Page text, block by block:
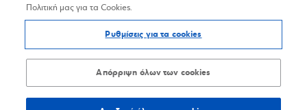
Δήλωση Προσβασιμότητας
Sitemap
Πολιτική μας για τα Cookies.
Ρυθμίσεις για τα cookies
Απόρριψη όλων των cookies